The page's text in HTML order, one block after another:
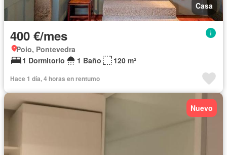
Casa
400 €/mes
Poio, Pontevedra
1 Dormitorio
1 Baño 120 m²
Hace 1 día, 4 horas en rentumo
Nuevo